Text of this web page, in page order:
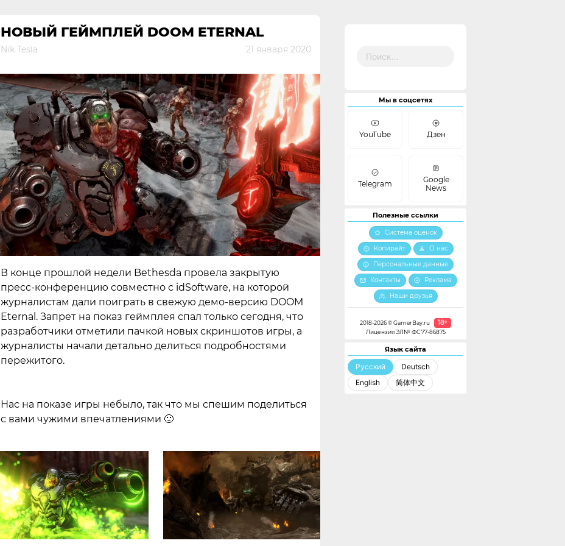
НОВЫЙ ГЕЙМПЛЕЙ DOOM ETERNAL
Nik Tesla 21 января 2020
В конце прошлой недели Bethesda провела закрытую
пресс-конференцию совместно с idSoftware, на которой
журналистам дали поиграть в свежую демо-версию DOOM
Eternal. Запрет на показ геймплея спал только сегодня, что
разработчики отметили пачкой новых скриншотов игры, а
журналисты начали детально делиться подробностями
пережитого.
Нас на показе игры небыло, так что мы спешим поделиться
с вами чужими впечатлениями 🙂
Мы в соцсетях
YouTube Дзен
Telegram
Google
News
Полезные ссылки
Система оценок
Копирайт
О нас
Персональные данные
Контакты
Реклама
Наши друзья
2018-2026 © GamerBay.ru 18+
Лицензия ЭЛ№ ФС 77-86875
Язык сайта
Русский
Deutsch
English
简体中文